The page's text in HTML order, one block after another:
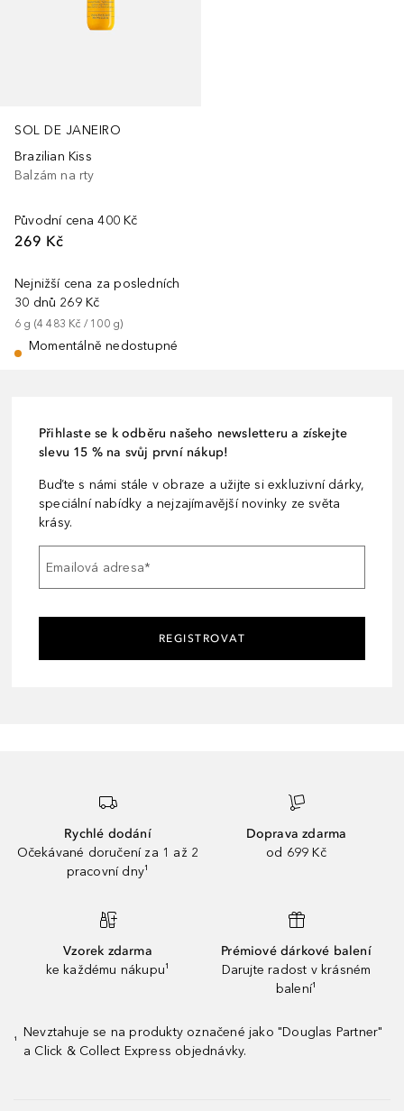
SOL DE JANEIRO
Brazilian Kiss
Balzám na rty
Původní cena 400 Kč
269 Kč
Nejnižší cena za posledních
30 dnů 269 Kč
6 g (4 483 Kč / 100 g)
Momentálně nedostupné
Přihlaste se k odběru našeho newsletteru a získejte
slevu 15 % na svůj první nákup!
Buďte s námi stále v obraze a užijte si exkluzivní dárky,
speciální nabídky a nejzajímavější novinky ze světa
krásy.
Emailová adresa*
REGISTROVAT
Rychlé dodání
Očekávané doručení za 1 až 2
pracovní dny¹
Doprava zdarma
od 699 Kč
Vzorek zdarma
ke každému nákupu¹
Prémiové dárkové balení
Darujte radost v krásném
balení¹
¹
Nevztahuje se na produkty označené jako "Douglas Partner"
a Click & Collect Express objednávky.